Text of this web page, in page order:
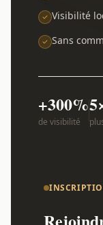
Visibilité
Sans
+300%
de visibilité